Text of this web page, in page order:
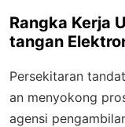
Rangka Kerja
tangan
Persekitaran
an menyokong
agensi